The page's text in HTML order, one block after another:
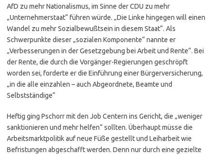
AfD zu mehr Nationalismus, im Sinne der CDU zu mehr
„Unternehmerstaat“ führen würde. „Die Linke hingegen will einen
Wandel zu mehr Sozialbewußtsein in diesem Staat“. Als
Schwerpunkte dieser „sozialen Komponente“ nannte er
„Verbesserungen in der Gesetzgebung bei Arbeit und Rente“. Bei
der Rente, die durch die Vorgänger-Regierungen geschröpft
worden sei, forderte er die Einführung einer Bürgerversicherung,
„in die alle einzahlen – auch Abgeordnete, Beamte und
Selbstständige“
Heftig ging Pschorr mit den Job Centern ins Gericht, die „weniger
sanktionieren und mehr helfen“ sollten. Überhaupt müsse die
Arbeitsmarktpolitik auf neue Füße gestellt und Leiharbeit wie
Befristungen abgeschafft werden. Denn nur durch eine gezielte